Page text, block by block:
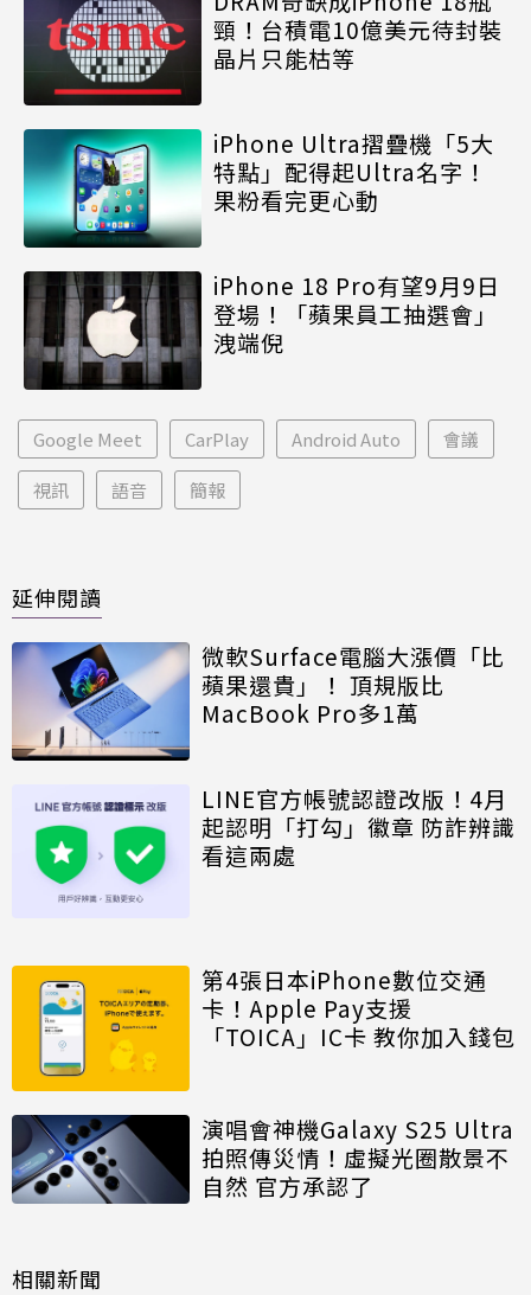
頸！台積電10億美元待封裝
晶片只能枯等
iPhone Ultra摺疊機「5大
特點」配得起Ultra名字！
果粉看完更心動
iPhone 18 Pro有望9月9日
登場！「蘋果員工抽選會」
洩端倪
Google Meet CarPlay Android Auto 會議
視訊 語音 簡報
延伸閱讀
微軟Surface電腦大漲價「比
蘋果還貴」！ 頂規版比
MacBook Pro多1萬
LINE官方帳號認證改版！4月
起認明「打勾」徽章 防詐辨識
看這兩處
第4張日本iPhone數位交通
卡！Apple Pay支援
「TOICA」IC卡 教你加入錢包
演唱會神機Galaxy S25 Ultra
拍照傳災情！虛擬光圈散景不
自然 官方承認了
相關新聞